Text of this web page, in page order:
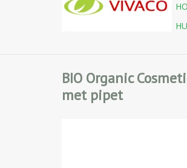
BIO Organic
met pipet